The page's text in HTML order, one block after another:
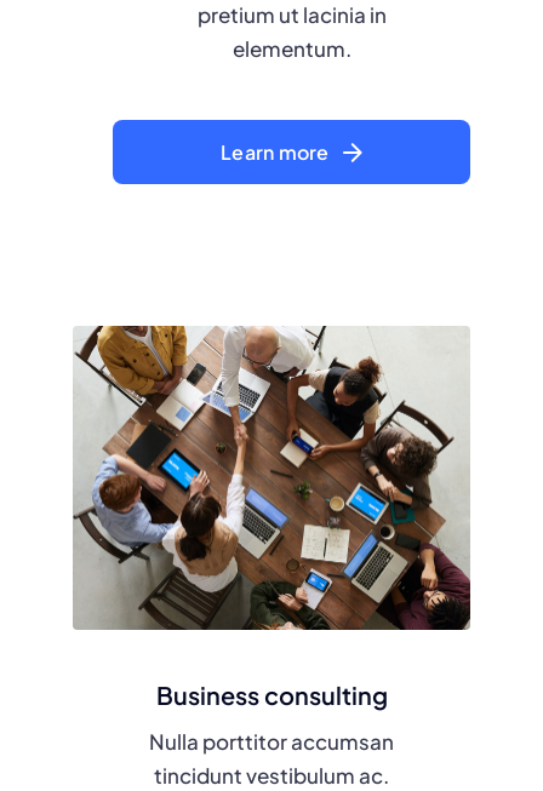
pretium ut lacinia in
elementum.
Learn more
Business consulting
Nulla porttitor accumsan
tincidunt vestibulum ac.